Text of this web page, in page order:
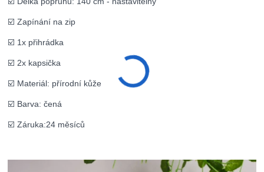
☑️ Zapínání na zip
☑️ 1x přihrádka
☑️ 2x kapsička
☑️ Materiál: přírodní kůže
☑️ Barva: čená
☑️ Záruka:24 měsíců